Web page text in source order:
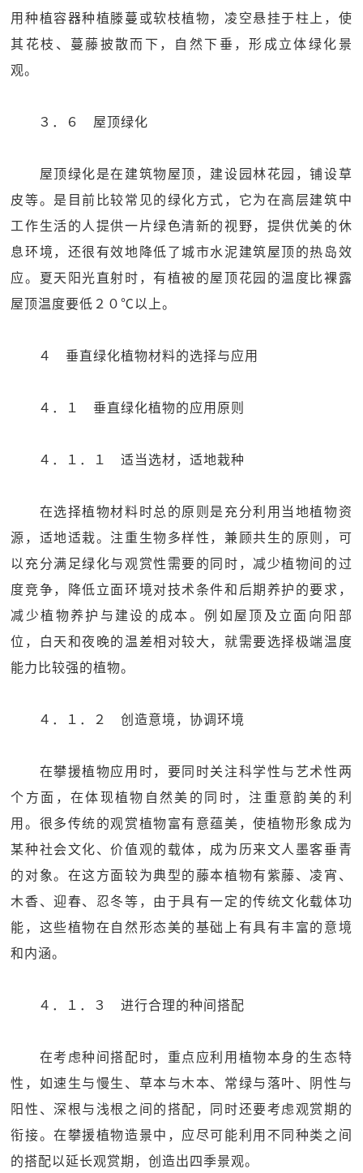
用种植容器种植滕蔓或软枝植物，凌空悬挂于柱上，使
其花枝、蔓藤披散而下，自然下垂，形成立体绿化景
观。
３．６ 屋顶绿化
屋顶绿化是在建筑物屋顶，建设园林花园，铺设草
皮等。是目前比较常见的绿化方式，它为在高层建筑中
工作生活的人提供一片绿色清新的视野，提供优美的休
息环境，还很有效地降低了城市水泥建筑屋顶的热岛效
应。夏天阳光直射时，有植被的屋顶花园的温度比裸露
屋顶温度要低２０℃以上。
４ 垂直绿化植物材料的选择与应用
４．１ 垂直绿化植物的应用原则
４．１．１ 适当选材，适地栽种
在选择植物材料时总的原则是充分利用当地植物资
源，适地适栽。注重生物多样性，兼顾共生的原则，可
以充分满足绿化与观赏性需要的同时，减少植物间的过
度竞争，降低立面环境对技术条件和后期养护的要求，
减少植物养护与建设的成本。例如屋顶及立面向阳部
位，白天和夜晚的温差相对较大，就需要选择极端温度
能力比较强的植物。
４．１．２ 创造意境，协调环境
在攀援植物应用时，要同时关注科学性与艺术性两
个方面，在体现植物自然美的同时，注重意韵美的利
用。很多传统的观赏植物富有意蕴美，使植物形象成为
某种社会文化、价值观的载体，成为历来文人墨客垂青
的对象。在这方面较为典型的藤本植物有紫藤、凌宵、
木香、迎春、忍冬等，由于具有一定的传统文化载体功
能，这些植物在自然形态美的基础上有具有丰富的意境
和内涵。
４．１．３ 进行合理的种间搭配
在考虑种间搭配时，重点应利用植物本身的生态特
性，如速生与慢生、草本与木本、常绿与落叶、阴性与
阳性、深根与浅根之间的搭配，同时还要考虑观赏期的
衔接。在攀援植物造景中，应尽可能利用不同种类之间
的搭配以延长观赏期，创造出四季景观。